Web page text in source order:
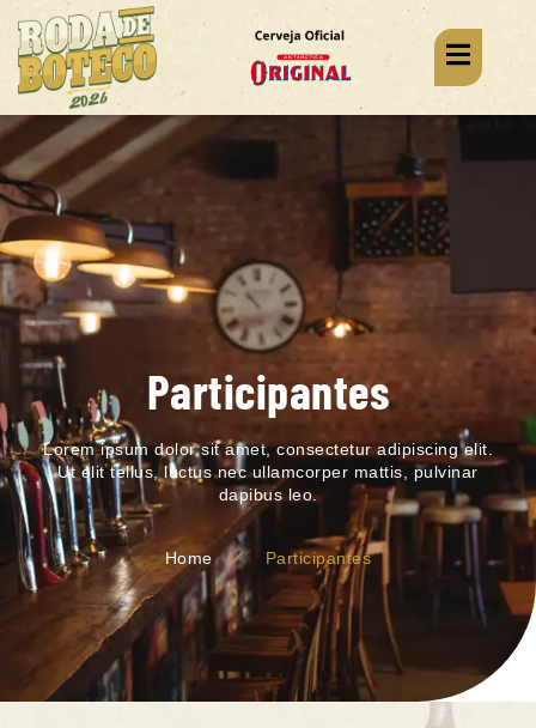
Participantes
Lorem ipsum dolor sit amet, consectetur adipiscing elit.
Ut elit tellus, luctus nec ullamcorper mattis, pulvinar
dapibus leo.
Home Participantes